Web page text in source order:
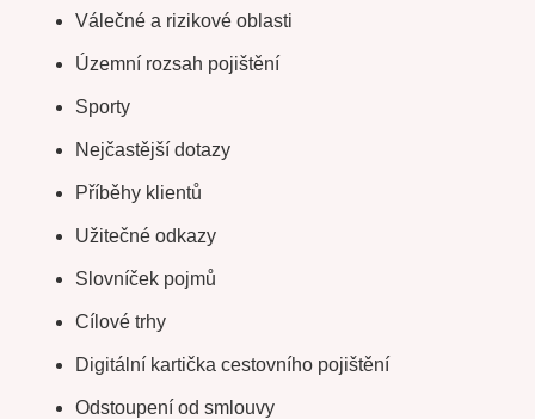
Válečné a rizikové oblasti
Územní rozsah pojištění
Sporty
Nejčastější dotazy
Příběhy klientů
Užitečné odkazy
Slovníček pojmů
Cílové trhy
Digitální kartička cestovního pojištění
Odstoupení od smlouvy